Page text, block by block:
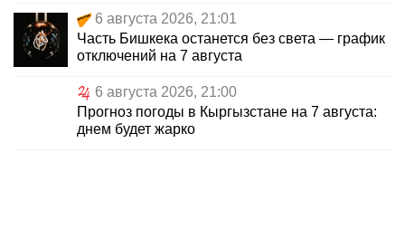
6 августа 2026, 21:01
Часть Бишкека останется без света — график
отключений на 7 августа
6 августа 2026, 21:00
Прогноз погоды в Кыргызстане на 7 августа:
днем будет жарко